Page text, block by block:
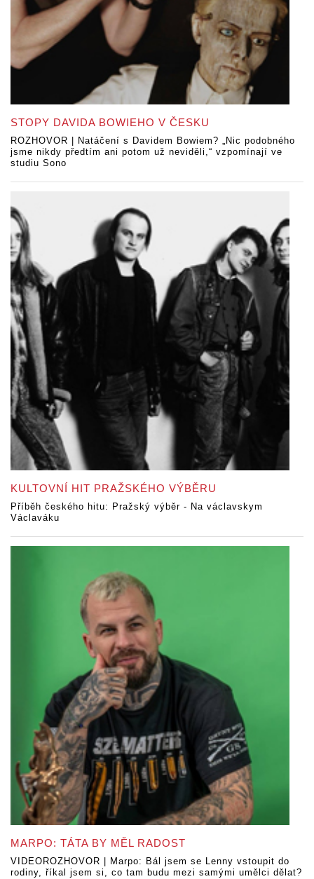
STOPY DAVIDA BOWIEHO V ČESKU
ROZHOVOR | Natáčení s Davidem Bowiem? „Nic podobného
jsme nikdy předtím ani potom už neviděli,“ vzpomínají ve
studiu Sono
KULTOVNÍ HIT PRAŽSKÉHO VÝBĚRU
Příběh českého hitu: Pražský výběr - Na václavskym
Václaváku
MARPO: TÁTA BY MĚL RADOST
VIDEOROZHOVOR | Marpo: Bál jsem se Lenny vstoupit do
rodiny, říkal jsem si, co tam budu mezi samými umělci dělat?